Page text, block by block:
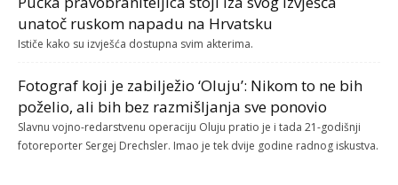
unatoč ruskom napadu na Hrvatsku
Ističe kako su izvješća dostupna svim akterima.
Fotograf koji je zabilježio ‘Oluju’: Nikom to ne bih
poželio, ali bih bez razmišljanja sve ponovio
Slavnu vojno-redarstvenu operaciju Oluju pratio je i tada 21-godišnji
fotoreporter Sergej Drechsler. Imao je tek dvije godine radnog iskustva.